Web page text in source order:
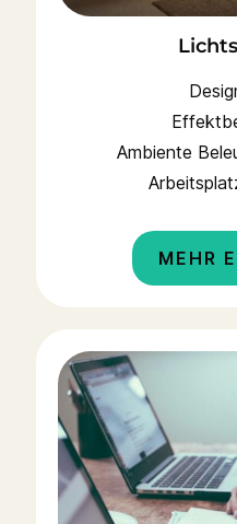
Ambiente
MEHR